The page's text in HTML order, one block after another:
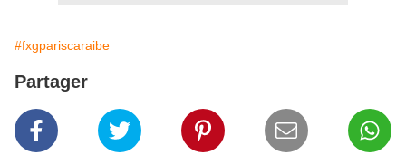
#fxgpariscaraibe
Partager